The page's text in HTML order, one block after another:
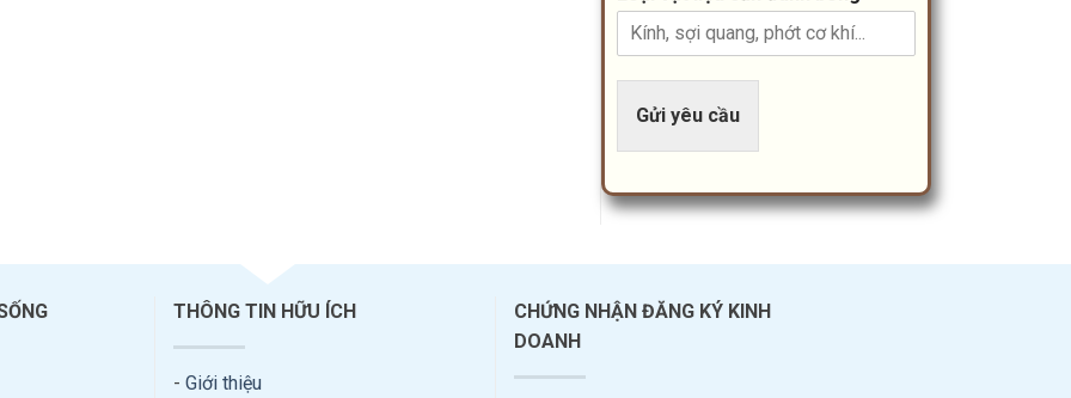
Gửi yêu cầu
THÔNG TIN HỮU ÍCH
- Giới thiệu
CHỨNG NHẬN ĐĂNG KÝ KINH
DOANH